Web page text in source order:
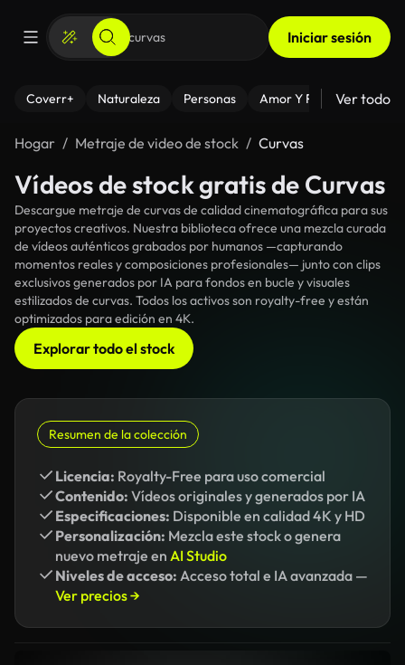
Iniciar sesión
Coverr+ Naturaleza Personas Amor Y Relaciones
Ver todo
Hogar Metraje de video de stock Curvas
Vídeos de stock gratis de Curvas
Descargue metraje de curvas de calidad cinematográfica para sus
proyectos creativos. Nuestra biblioteca ofrece una mezcla curada
de vídeos auténticos grabados por humanos —capturando
momentos reales y composiciones profesionales— junto con clips
exclusivos generados por IA para fondos en bucle y visuales
estilizados de curvas. Todos los activos son royalty-free y están
optimizados para edición en 4K.
Explorar todo el stock
Resumen de la colección
Licencia: Royalty-Free para uso comercial
Contenido: Vídeos originales y generados por IA
Especificaciones: Disponible en calidad 4K y HD
Personalización: Mezcla este stock o genera
nuevo metraje en AI Studio
Niveles de acceso: Acceso total e IA avanzada —
Ver precios →